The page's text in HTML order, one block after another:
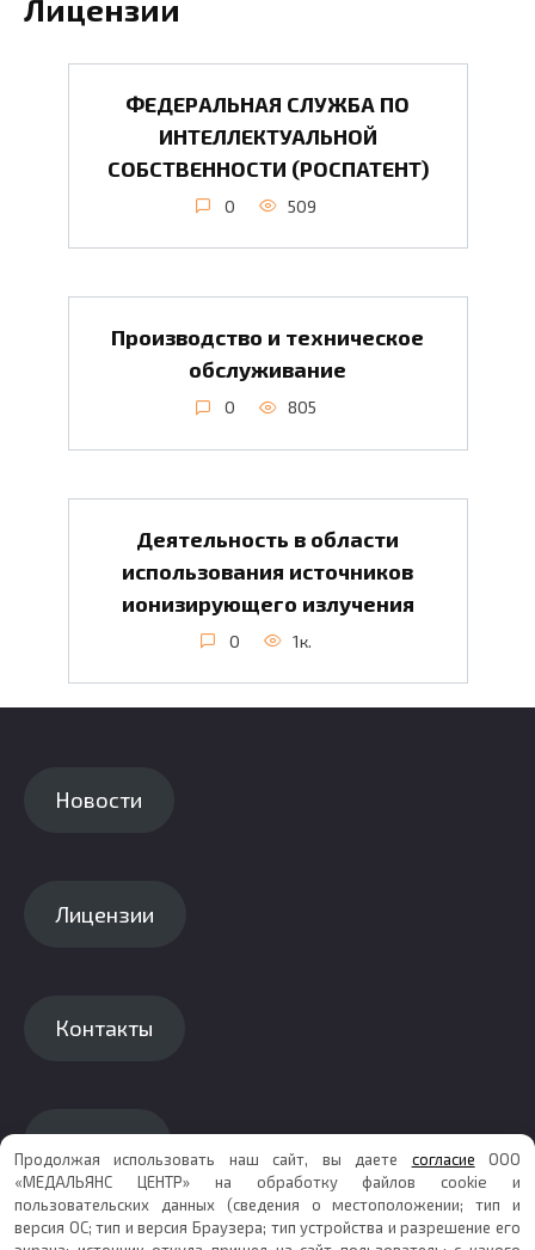
Лицензии
ФЕДЕРАЛЬНАЯ СЛУЖБА ПО
ИНТЕЛЛЕКТУАЛЬНОЙ
СОБСТВЕННОСТИ (POCПATEHT)
0 509
Производство и техническое
обслуживание
0 805
Деятельность в области
использования источников
ионизирующего излучения
0 1к.
Новости
Лицензии
Контакты
Каталог
Продолжая использовать наш сайт, вы даете согласие ООО
«МЕДАЛЬЯНС ЦЕНТР» на обработку файлов cookie и
пользовательских данных (сведения о местоположении; тип и
версия ОС; тип и версия Браузера; тип устройства и разрешение его